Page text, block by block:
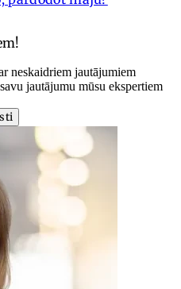
neskaidriem jautājumiem
jautājumu mūsu ekspertiem